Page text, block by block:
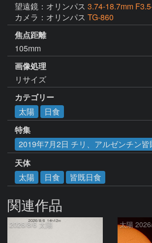
望遠鏡：オリンパス 3.74-18.7mm
カメラ：オリンパス TG-860
焦点距離
105mm
画像処理
リサイズ
カテゴリー
太陽
日食
特集
2019年7月2日 チリ、アルゼンチン皆
天体
太陽
日食 皆既日食
関連作品
2026/8/6 太陽 太陽